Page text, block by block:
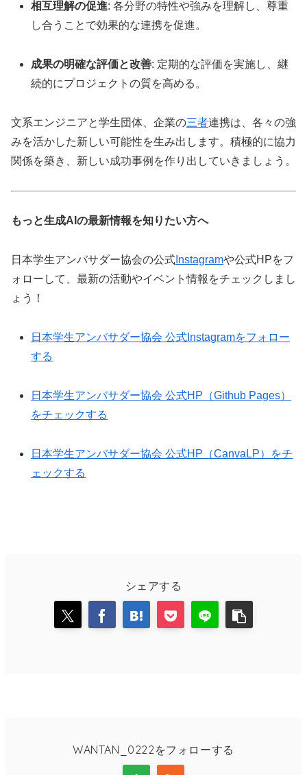
相互理解の促進: 各分野の特性や強みを理解し、尊重
し合うことで効果的な連携を促進。
成果の明確な評価と改善: 定期的な評価を実施し、継
続的にプロジェクトの質を高める。
文系エンジニアと学生団体、企業の三者連携は、各々の強
みを活かした新しい可能性を生み出します。積極的に協力
関係を築き、新しい成功事例を作り出していきましょう。
もっと生成AIの最新情報を知りたい方へ
日本学生アンバサダー協会の公式 Instagramや公式HPをフ
ォローして、最新の活動やイベント情報をチェックしまし
ょう！
日本学生アンバサダー協会 公式Instagramをフォロー
する
日本学生アンバサダー協会 公式HP（Github Pages）
をチェックする
日本学生アンバサダー協会 公式HP（CanvaLP）をチ
ェックする
シェアする
WANTAN_0222をフォローする